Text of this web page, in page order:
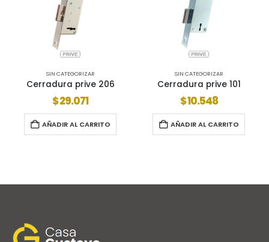
SIN CATEGORIZAR
Cerradura prive 101
$10.548
AÑADIR AL CARRITO
SIN CATEGORIZAR
$67.222
AÑADIR AL CARRITO